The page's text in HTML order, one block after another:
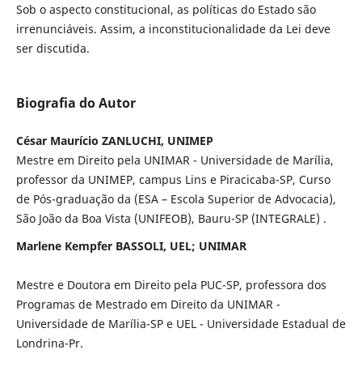
Sob o aspecto constitucional, as políticas do Estado são
irrenunciáveis. Assim, a inconstitucionalidade da Lei deve
ser discutida.
Biografia do Autor
César Maurício ZANLUCHI, UNIMEP
Mestre em Direito pela UNIMAR - Universidade de Marília,
professor da UNIMEP, campus Lins e Piracicaba-SP, Curso
de Pós-graduação da (ESA – Escola Superior de Advocacia),
São João da Boa Vista (UNIFEOB), Bauru-SP (INTEGRALE) .
Marlene Kempfer BASSOLI, UEL; UNIMAR
Mestre e Doutora em Direito pela PUC-SP, professora dos
Programas de Mestrado em Direito da UNIMAR -
Universidade de Marília-SP e UEL - Universidade Estadual de
Londrina-Pr.